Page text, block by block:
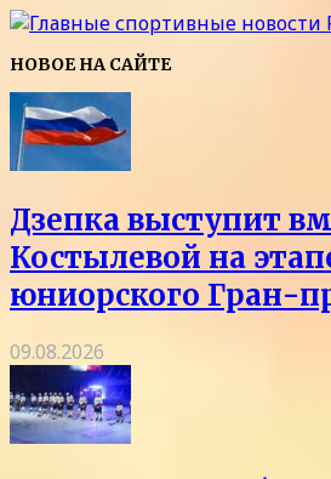
НОВОЕ НА САЙТЕ
Дзепка выступит
Костылевой на
юниорского Гран-
09.08.2026